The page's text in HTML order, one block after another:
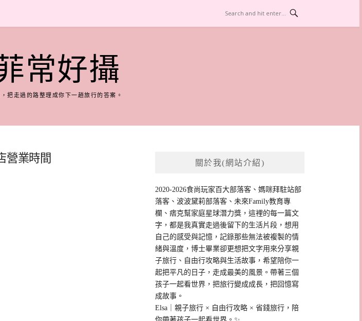
常好攝
把走過的路整理成你下一趟旅行的答案。
營業時間 關於我(網站介紹)
2020-2026食尚玩家百大部落客、媽咪拜駐站部
落客、波波黛莉部落客、未來Family教育專
欄、痞克幫家庭星球潛力獎，這裡的每一篇文
字，都是我真實走過後留下的生活片段，想用
自己的感受與記憶，記錄那些無法被複製的情
緒與溫度，博士畢業卻更想把文字用來分享親
子旅行、自由行攻略與生活故事，希望陪你一
起把平凡的日子，走成最美的風景。帶著三個
孩子一起看世界，把旅行變成成長，把回憶寫
成故事。
Elsa｜親子旅行 × 自由行攻略 × 省錢旅行，陪